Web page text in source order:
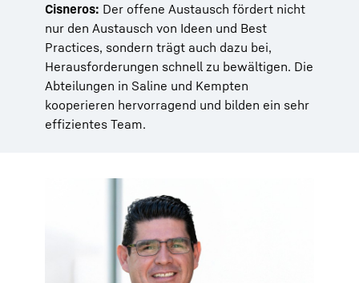
Cisneros: Der offene Austausch fördert nicht
nur den Austausch von Ideen und Best
Practices, sondern trägt auch dazu bei,
Herausforderungen schnell zu bewältigen. Die
Abteilungen in Saline und Kempten
kooperieren hervorragend und bilden ein sehr
effizientes Team.